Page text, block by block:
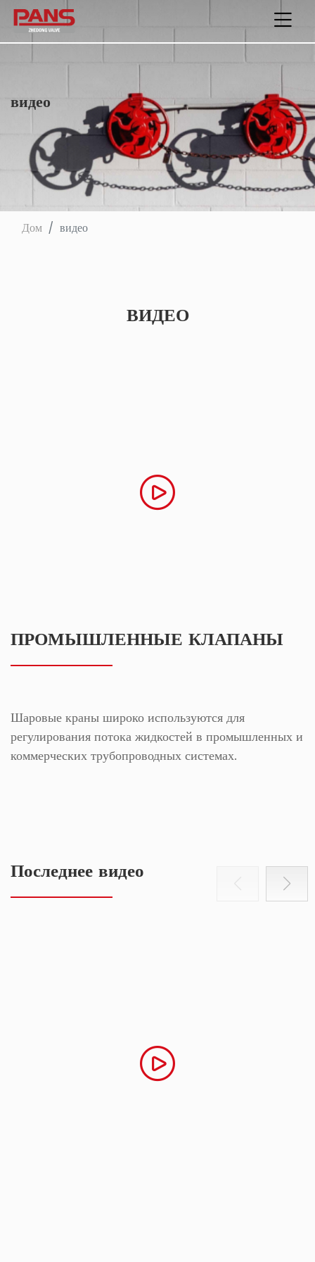
видео
Дом видео
ВИДЕО
ПРОМЫШЛЕННЫЕ КЛАПАНЫ
Шаровые краны широко используются для
регулирования потока жидкостей в промышленных и
коммерческих трубопроводных системах.
Последнее видео